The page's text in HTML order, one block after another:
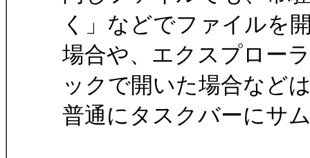
く」などでファイルを
場合や、エクスプロー
ックで開いた場合など
普通にタスクバーにサ